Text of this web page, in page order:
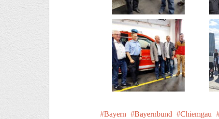
Bayern Bayernbund Chiemgau